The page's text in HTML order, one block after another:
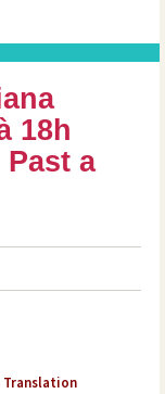
18h
a
Translation